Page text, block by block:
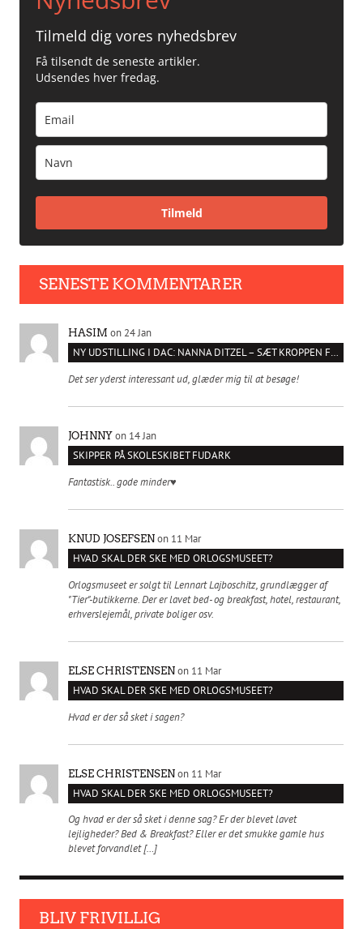
Tilmeld dig vores nyhedsbrev
Få tilsendt de seneste artikler.
Udsendes hver fredag.
Tilmeld
SENESTE KOMMENTARER
HASIM on 24 Jan
NY UDSTILLING I DAC: NANNA DITZEL – SÆT KROPPEN FRI
Det ser yderst interessant ud, glæder mig til at besøge!
JOHNNY on 14 Jan
SKIPPER PÅ SKOLESKIBET FUDARK
Fantastisk.. gode minder♥️
KNUD JOSEFSEN on 11 Mar
HVAD SKAL DER SKE MED ORLOGSMUSEET?
Orlogsmuseet er solgt til Lennart Lajboschitz, grundlægger af
"Tier"-butikkerne. Der er lavet bed- og breakfast, hotel, restaurant,
erhverslejemål, private boliger osv.
ELSE CHRISTENSEN on 11 Mar
HVAD SKAL DER SKE MED ORLOGSMUSEET?
Hvad er der så sket i sagen?
ELSE CHRISTENSEN on 11 Mar
HVAD SKAL DER SKE MED ORLOGSMUSEET?
Og hvad er der så sket i denne sag? Er der blevet lavet
lejligheder? Bed & Breakfast? Eller er det smukke gamle hus
blevet forvandlet […]
BLIV FRIVILLIG